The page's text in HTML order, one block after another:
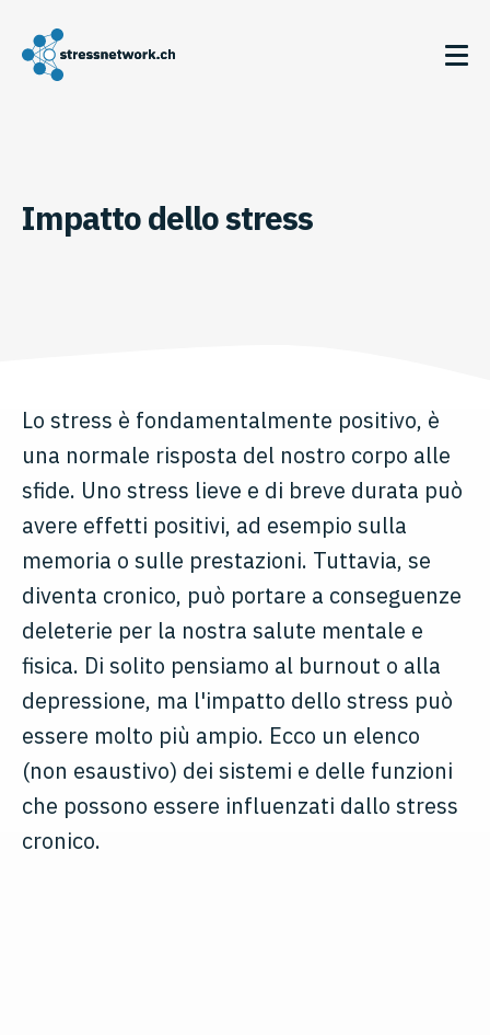
Impatto dello stress
Lo stress è fondamentalmente positivo, è
una normale risposta del nostro corpo alle
sfide. Uno stress lieve e di breve durata può
avere effetti positivi, ad esempio sulla
memoria o sulle prestazioni. Tuttavia, se
diventa cronico, può portare a conseguenze
deleterie per la nostra salute mentale e
fisica. Di solito pensiamo al burnout o alla
depressione, ma l'impatto dello stress può
essere molto più ampio. Ecco un elenco
(non esaustivo) dei sistemi e delle funzioni
che possono essere influenzati dallo stress
cronico.